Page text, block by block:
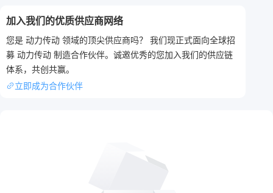
Marketplace
动力传动,传动系统,机械传动,传动设计,工业自动化,
wholesale 动力传动, XOOBAY
全面解析动力传动的组成、工作原理与常见传动部件，帮助提升设备效率
与可靠性。
加入我们的优质供应商网络
您是 动力传动 领域的顶尖供应商吗？ 我们现正式面向全球招
募 动力传动 制造合作伙伴。诚邀优秀的您加入我们的供应链
体系，共创共赢。
立即成为合作伙伴